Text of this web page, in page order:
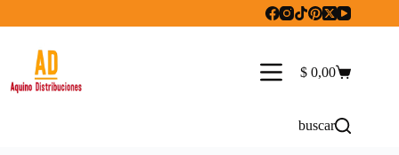
Carro
$ 0,00
buscar